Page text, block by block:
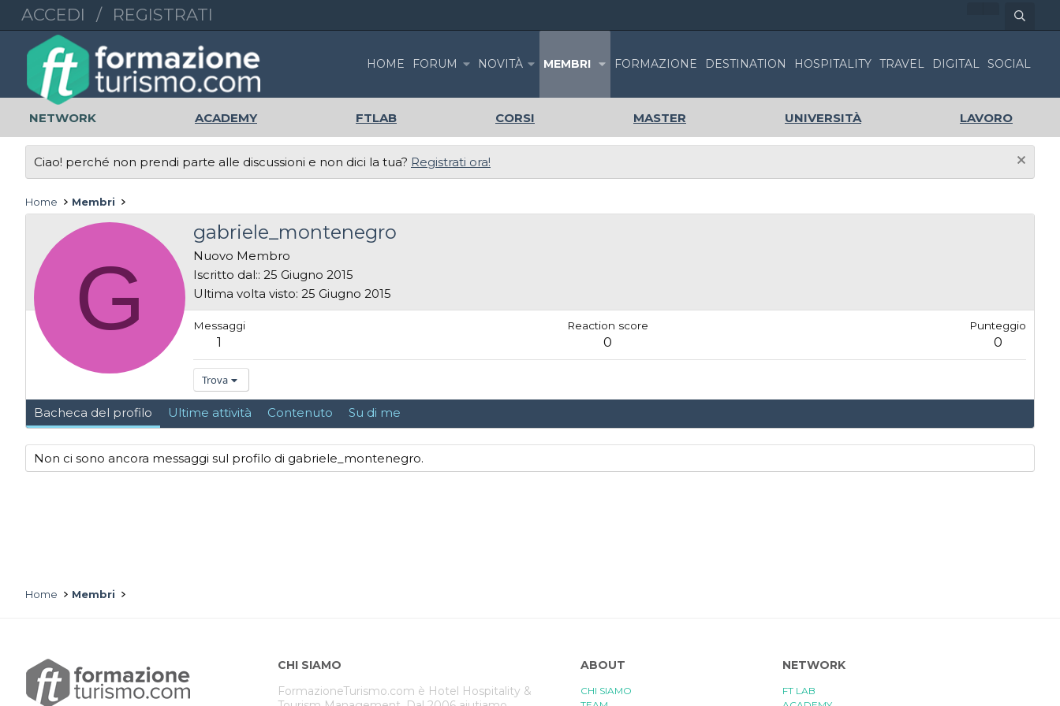
ACCEDI / REGISTRATI
HOME FORUM NOVITÀ MEMBRI FORMAZIONE DESTINATION HOSPITALITY TRAVEL DIGITAL SOCIAL
NETWORK ACADEMY FTLAB CORSI MASTER UNIVERSITÀ LAVORO
Ciao! perché non prendi parte alle discussioni e non dici la tua? Registrati ora!
Home Membri
G
gabriele_montenegro
Nuovo Membro
Iscritto dal: 25 Giugno 2015
Ultima volta visto 25 Giugno 2015
Messaggi
1
Reaction score
0
Punteggio
0
Trova
Bacheca del profilo Ultime attività Contenuto Su di me
Non ci sono ancora messaggi sul profilo di gabriele_montenegro.
Home Membri
CHI SIAMO
FormazioneTurismo.com è Hotel Hospitality &
ABOUT
CHI SIAMO
NETWORK
FT LAB